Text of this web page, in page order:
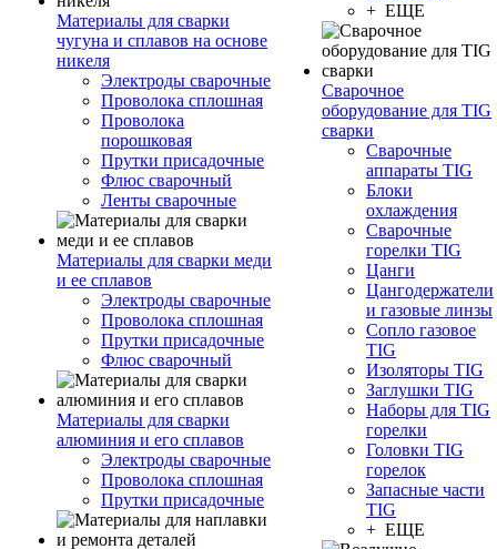
Материалы для сварки
чугуна и сплавов на основе
никеля
Электроды сварочные
Проволока сплошная
Проволока
порошковая
Прутки присадочные
Флюс сварочный
Ленты сварочные
Материалы для сварки меди
и ее сплавов
Электроды сварочные
Проволока сплошная
Прутки присадочные
Флюс сварочный
Материалы для сварки
алюминия и его сплавов
Электроды сварочные
Проволока сплошная
Прутки присадочные
+ ЕЩЕ
Сварочное
оборудование для TIG
сварки
Сварочные
аппараты TIG
Блоки
охлаждения
Сварочные
горелки TIG
Цанги
Цангодержатели
и газовые линзы
Сопло газовое
TIG
Изоляторы TIG
Заглушки TIG
Наборы для TIG
горелки
Головки TIG
горелок
Запасные части
TIG
+ ЕЩЕ